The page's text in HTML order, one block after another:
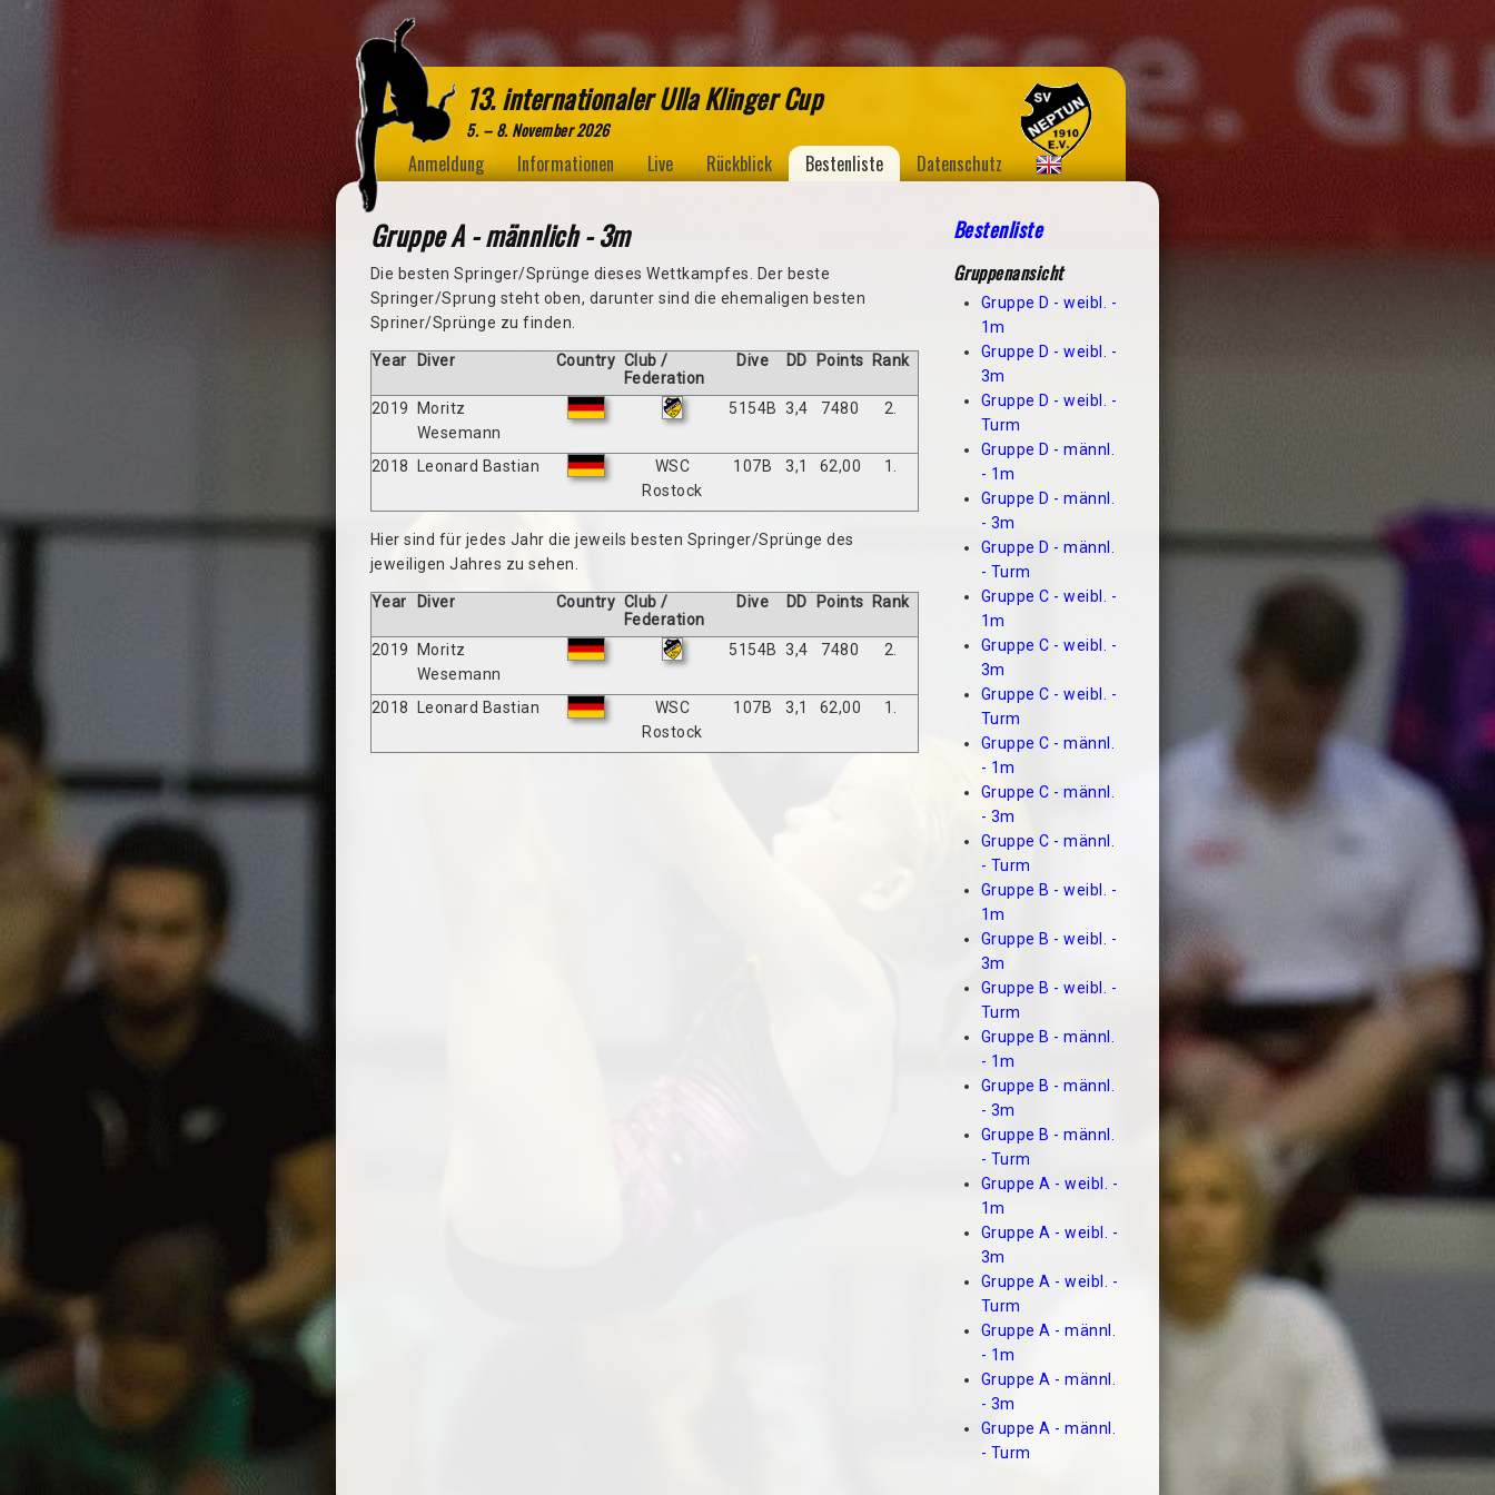
13. internationaler Ulla Klinger Cup
5. – 8. November 2026
Anmeldung Informationen Live Rückblick Bestenliste Datenschutz
Gruppe A - männlich - 3m
Die besten Springer/Sprünge dieses Wettkampfes. Der beste
Springer/Sprung steht oben, darunter sind die ehemaligen besten
Spriner/Sprünge zu finden.
Year Diver Country Club /
Federation
Dive DD Points Rank
2019
Moritz
Wesemann
5154B 3,4 7480 2.
2018 Leonard Bastian
WSC
Rostock
107B 3,1 62,00 1.
Hier sind für jedes Jahr die jeweils besten Springer/Sprünge des
jeweiligen Jahres zu sehen.
Year Diver Country Club /
Federation
Dive DD Points Rank
2019
Moritz
Wesemann
5154B 3,4 7480 2.
2018 Leonard Bastian
WSC
Rostock
107B 3,1 62,00 1.
Bestenliste
Gruppenansicht
Gruppe D - weibl. -
1m
Gruppe D - weibl. -
3m
Gruppe D - weibl. -
Turm
Gruppe D - männl.
- 1m
Gruppe D - männl.
- 3m
Gruppe D - männl.
- Turm
Gruppe C - weibl. -
1m
Gruppe C - weibl. -
3m
Gruppe C - weibl. -
Turm
Gruppe C - männl.
- 1m
Gruppe C - männl.
- 3m
Gruppe C - männl.
- Turm
Gruppe B - weibl. -
1m
Gruppe B - weibl. -
3m
Gruppe B - weibl. -
Turm
Gruppe B - männl.
- 1m
Gruppe B - männl.
- 3m
Gruppe B - männl.
- Turm
Gruppe A - weibl. -
1m
Gruppe A - weibl. -
3m
Gruppe A - weibl. -
Turm
Gruppe A - männl.
- 1m
Gruppe A - männl.
- 3m
Gruppe A - männl.
- Turm